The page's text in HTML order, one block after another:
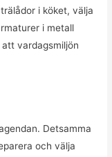
i köket, välja
i metall
vardagsmiljön
Detsamma
och välja